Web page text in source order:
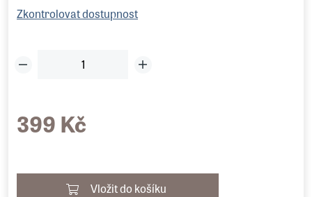
Zkontrolovat dostupnost
399 Kč
Vložit do košíku